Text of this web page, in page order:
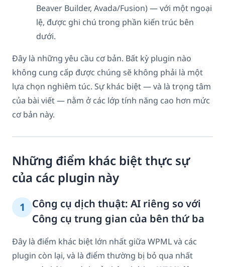
Beaver Builder, Avada/Fusion) — với một ngoại
lệ, được ghi chú trong phần kiến trúc bên
dưới.
Đây là những yêu cầu cơ bản. Bất kỳ plugin nào
không cung cấp được chúng sẽ không phải là một
lựa chọn nghiêm túc. Sự khác biệt — và là trọng tâm
của bài viết — nằm ở các lớp tính năng cao hơn mức
cơ bản này.
Những điểm khác biệt thực sự
của các plugin này
1
Công cụ dịch thuật: AI riêng so với
Công cụ trung gian của bên thứ ba
Đây là điểm khác biệt lớn nhất giữa WPML và các
plugin còn lại, và là điểm thường bị bỏ qua nhất